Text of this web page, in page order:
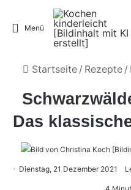
Menü
Startseite / Rezepte /
Das
Dienstag, 21 Dezember 2021